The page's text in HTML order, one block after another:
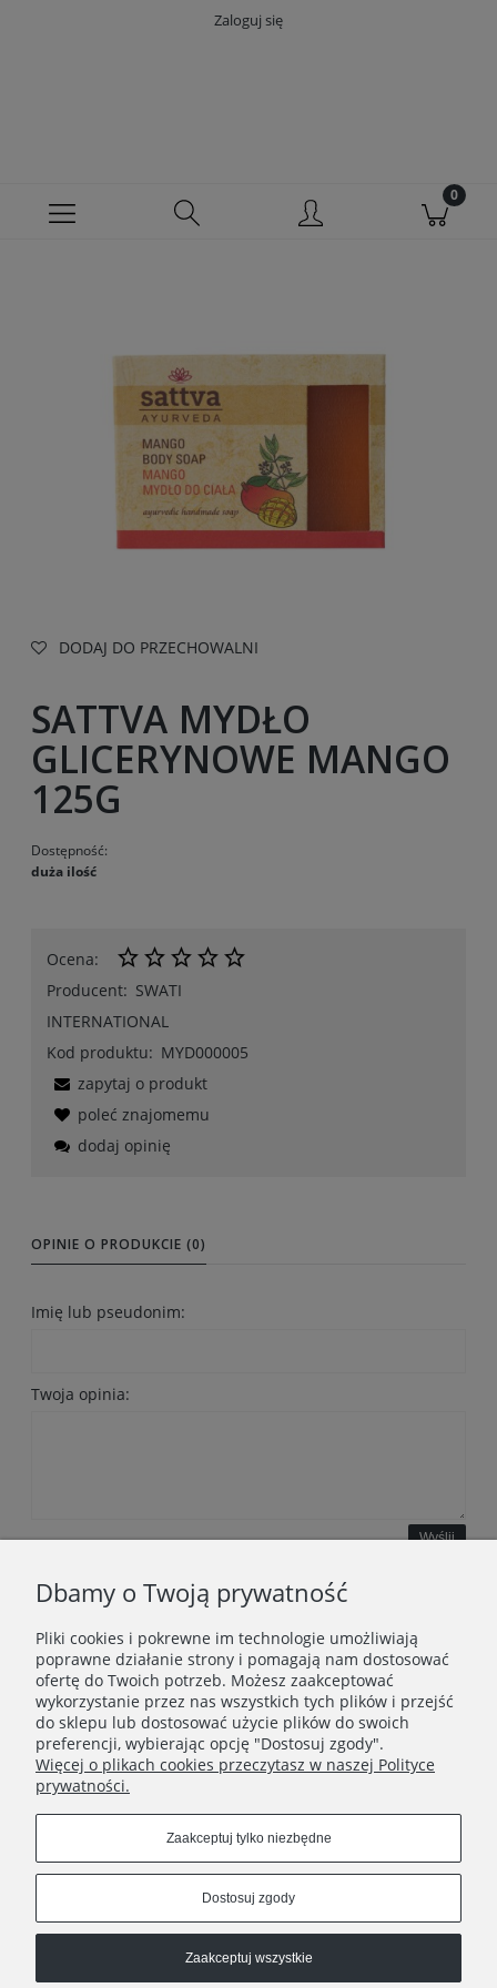
Zaloguj się
DODAJ DO PRZECHOWALNI
SATTVA MYDŁO
GLICERYNOWE MANGO
125G
Dostępność:
duża ilość
Ocena:
Producent: SWATI
INTERNATIONAL
Kod produktu: MYD000005
zapytaj o produkt
poleć znajomemu
dodaj opinię
OPINIE O PRODUKCIE (0)
Imię lub pseudonim:
Twoja opinia:
Wyślij
WAŻNE INFORMACJE
POLECANE STRONY
Dbamy o Twoją prywatność
Pliki cookies i pokrewne im technologie umożliwiają
poprawne działanie strony i pomagają nam dostosować
ofertę do Twoich potrzeb. Możesz zaakceptować
wykorzystanie przez nas wszystkich tych plików i przejść
do sklepu lub dostosować użycie plików do swoich
preferencji, wybierając opcję "Dostosuj zgody".
Więcej o plikach cookies przeczytasz w naszej Polityce
prywatności.
Zaakceptuj tylko niezbędne
Dostosuj zgody
Zaakceptuj wszystkie